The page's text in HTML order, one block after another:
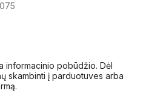
informacinio pobūdžio. Dėl
skambinti į parduotuves arba